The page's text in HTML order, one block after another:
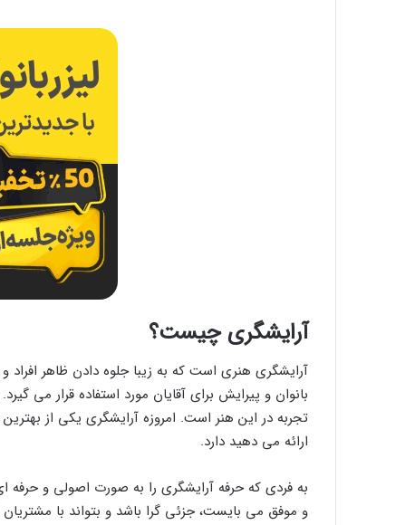
آرایشگری چیست؟
آرایشگری هنری است که به زیبا جلوه دادن ظاهر
بانوان و پیرایش برای آقایان مورد استفاده قرار می
تجربه در این هنر است. امروزه آرایشگری یکی از
ارائه می دهید دارد.
به فردی که حرفه آرایشگری را به صورت اصولی و حرفه
و موفق می بایست، جزئی گرا باشد و بتواند با مشتریان